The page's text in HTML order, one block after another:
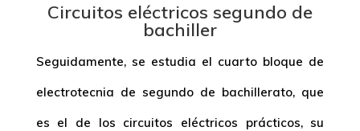
Circuitos eléctricos segundo de
bachiller
Seguidamente, se estudia el cuarto bloque de
electrotecnia de segundo de bachillerato, que
es el de los circuitos eléctricos prácticos, su